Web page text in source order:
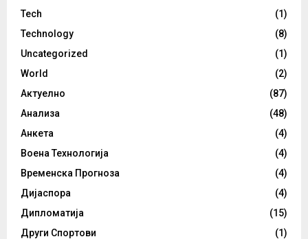
Tech
(1)
Technology
(8)
Uncategorized
(1)
World
(2)
Актуелно
(87)
Анализа
(48)
Анкета
(4)
Воена Технологија
(4)
Временска Прогноза
(4)
Дијаспора
(4)
Дипломатија
(15)
Други Спортови
(1)